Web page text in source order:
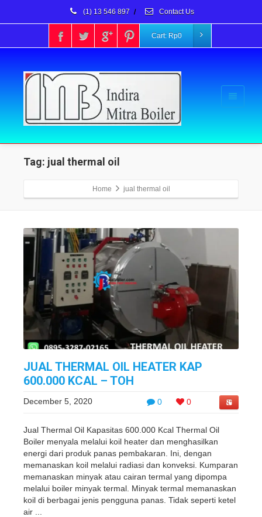
(1) 13 546 897 / Contact Us
Cart: Rp0
Tag: jual thermal oil
Home jual thermal oil
JUAL THERMAL OIL HEATER KAP
600.000 KCAL – TOH
0 0
December 5, 2020
Jual Thermal Oil Kapasitas 600.000 Kcal Thermal Oil
Boiler menyala melalui koil heater dan menghasilkan
energi dari produk panas pembakaran. Ini, dengan
memanaskan koil melalui radiasi dan konveksi. Kumparan
memanaskan minyak atau cairan termal yang dipompa
melalui boiler minyak termal. Minyak termal memanaskan
koil di berbagai jenis pengguna panas. Tidak seperti ketel
air ...